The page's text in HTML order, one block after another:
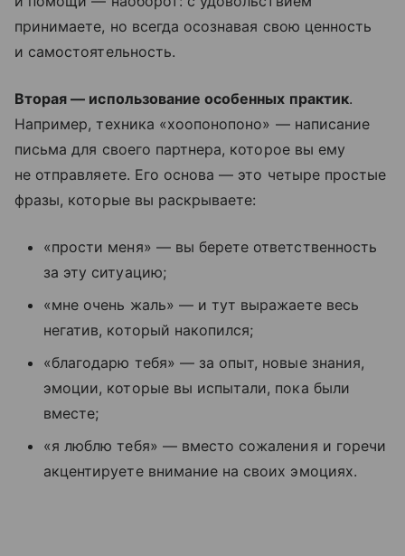
принимаете, но всегда осознавая свою ценность
и самостоятельность.
Вторая — использование особенных практик.
Например, техника «хоопонопоно» — написание
письма для своего партнера, которое вы ему
не отправляете. Его основа — это четыре простые
фразы, которые вы раскрываете:
«прости меня» — вы берете ответственность
за эту ситуацию;
«мне очень жаль» — и тут выражаете весь
негатив, который накопился;
«благодарю тебя» — за опыт, новые знания,
эмоции, которые вы испытали, пока были
вместе;
«я люблю тебя» — вместо сожаления и горечи
акцентируете внимание на своих эмоциях.